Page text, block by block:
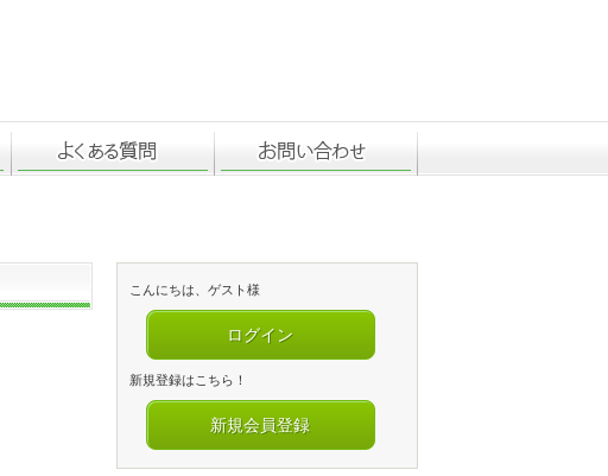
こんにちは、ゲスト様
ログイン
新規登録はこちら！
新規会員登録